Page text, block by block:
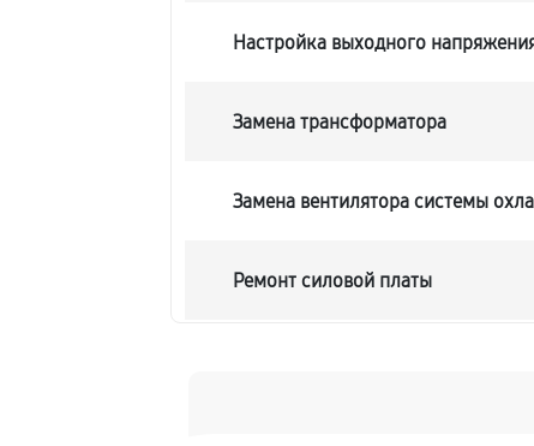
Настройка выходного
Замена трансформатора
Замена вентилятора системы
Ремонт силовой платы
Замена конденсатора